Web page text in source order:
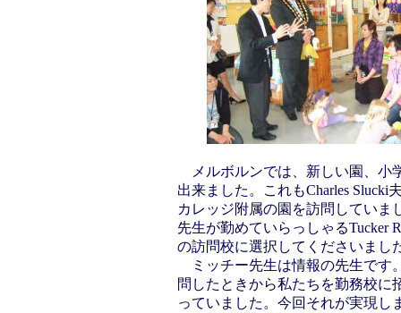
メルボルンでは、新しい園、小
出来ました。これもCharles Slucki
カレッジ附属の園を訪問していま
先生が勤めていらっしゃるTucker
の訪問校に選択してくださいまし
ミッチー先生は情報の先生です
問したときから私たちを勤務校に
っていました。今回それが実現し